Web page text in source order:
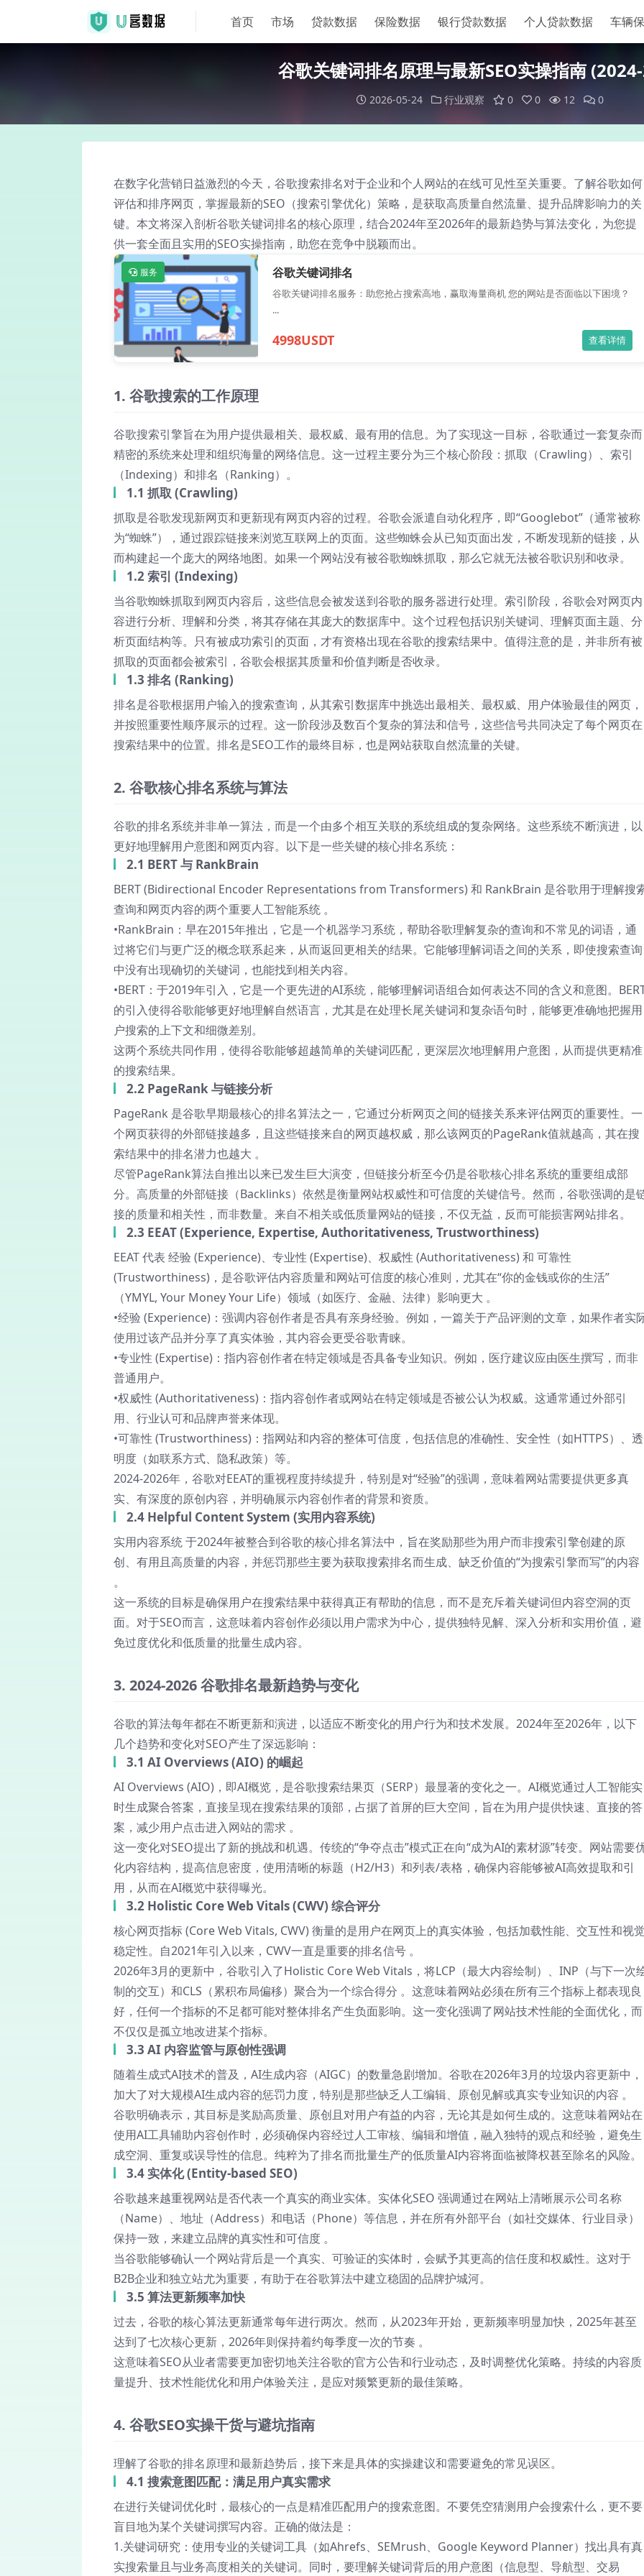
首页 市场 贷款数据 保险数据 银行贷款数据 个人贷款数据 车辆
谷歌关键词排名原理与最新SEO实操指南
2026-05-24 行业观察 0 0 12 0
在数字化营销日益激烈的今天，谷歌搜索排名对于企业和个人网站的在线可见性至关重要。了解谷歌如何
评估和排序网页，掌握最新的SEO（搜索引擎优化）策略，是获取高质量自然流量、提升品牌影响力的关
键。本文将深入剖析谷歌关键词排名的核心原理，结合2024年至2026年的最新趋势与算法变化，为您提
供一套全面且实用的SEO实操指南，助您在竞争中脱颖而出。
服务 谷歌关键词排名
谷歌关键词排名服务：助您抢占搜索高地，赢取海量商机 您的网站是否面临以下困境？
...
4998USDT 查看详情
1. 谷歌搜索的工作原理
谷歌搜索引擎旨在为用户提供最相关、最权威、最有用的信息。为了实现这一目标，谷歌通过一套复杂而
精密的系统来处理和组织海量的网络信息。这一过程主要分为三个核心阶段：抓取（Crawling）、索引
（Indexing）和排名（Ranking） 。
1.1 抓取 (Crawling)
抓取是谷歌发现新网页和更新现有网页内容的过程。谷歌会派遣自动化程序，即“Googlebot”（通常被称
为“蜘蛛”），通过跟踪链接来浏览互联网上的页面。这些蜘蛛会从已知页面出发，不断发现新的链接，从
而构建起一个庞大的网络地图。如果一个网站没有被谷歌蜘蛛抓取，那么它就无法被谷歌识别和收录。
1.2 索引 (Indexing)
当谷歌蜘蛛抓取到网页内容后，这些信息会被发送到谷歌的服务器进行处理。索引阶段，谷歌会对网页内
容进行分析、理解和分类，将其存储在其庞大的数据库中。这个过程包括识别关键词、理解页面主题、分
析页面结构等。只有被成功索引的页面，才有资格出现在谷歌的搜索结果中。值得注意的是，并非所有被
抓取的页面都会被索引，谷歌会根据其质量和价值判断是否收录。
1.3 排名 (Ranking)
排名是谷歌根据用户输入的搜索查询，从其索引数据库中挑选出最相关、最权威、用户体验最佳的网页，
并按照重要性顺序展示的过程。这一阶段涉及数百个复杂的算法和信号，这些信号共同决定了每个网页在
搜索结果中的位置。排名是SEO工作的最终目标，也是网站获取自然流量的关键。
2. 谷歌核心排名系统与算法
谷歌的排名系统并非单一算法，而是一个由多个相互关联的系统组成的复杂网络。这些系统不断演进，以
更好地理解用户意图和网页内容。以下是一些关键的核心排名系统：
2.1 BERT 与 RankBrain
BERT (Bidirectional Encoder Representations from Transformers) 和 RankBrain 是谷歌用于理解搜
查询和网页内容的两个重要人工智能系统 。
•RankBrain ：早在2015年推出，它是一个机器学习系统，帮助谷歌理解复杂的查询和不常见的词语，通
过将它们与更广泛的概念联系起来，从而返回更相关的结果。它能够理解词语之间的关系，即使搜索查询
中没有出现确切的关键词，也能找到相关内容。
•BERT ：于2019年引入，它是一个更先进的AI系统，能够理解词语组合如何表达不同的含义和意图。
的引入使得谷歌能够更好地理解自然语言，尤其是在处理长尾关键词和复杂语句时，能够更准确地把握用
户搜索的上下文和细微差别。
这两个系统共同作用，使得谷歌能够超越简单的关键词匹配，更深层次地理解用户意图，从而提供更精准
的搜索结果。
2.2 PageRank 与链接分析
PageRank 是谷歌早期最核心的排名算法之一，它通过分析网页之间的链接关系来评估网页的重要性。一
个网页获得的外部链接越多，且这些链接来自的网页越权威，那么该网页的PageRank值就越高，其在搜
索结果中的排名潜力也越大 。
尽管PageRank算法自推出以来已发生巨大演变，但链接分析至今仍是谷歌核心排名系统的重要组成部
分。高质量的外部链接（Backlinks）依然是衡量网站权威性和可信度的关键信号。然而，谷歌强调的是
接的质量和相关性，而非数量。来自不相关或低质量网站的链接，不仅无益，反而可能损害网站排名。
2.3 EEAT (Experience, Expertise, Authoritativeness, Trustworthiness)
EEAT代表 经验 (Experience)、专业性 (Expertise)、权威性 (Authoritativeness) 和 可靠性
(Trustworthiness) ，是谷歌评估内容质量和网站可信度的核心准则，尤其在“你的金钱或你的生活”
（YMYL, Your Money Your Life）领域（如医疗、金融、法律）影响更大 。
•经验 (Experience) ：强调内容创作者是否具有亲身经验。例如，一篇关于产品评测的文章，如果作者实
使用过该产品并分享了真实体验，其内容会更受谷歌青睐。
•专业性 (Expertise) ：指内容创作者在特定领域是否具备专业知识。例如，医疗建议应由医生撰写，而非
普通用户。
•权威性 (Authoritativeness) ：指内容创作者或网站在特定领域是否被公认为权威。这通常通过外部引
用、行业认可和品牌声誉来体现。
•可靠性 (Trustworthiness) ：指网站和内容的整体可信度，包括信息的准确性、安全性（如HTTPS）、透
明度（如联系方式、隐私政策）等。
2024-2026年，谷歌对EEAT的重视程度持续提升，特别是对“经验”的强调，意味着网站需要提供更多真
实、有深度的原创内容，并明确展示内容创作者的背景和资质。
2.4 Helpful Content System (实用内容系统)
实用内容系统于2024年被整合到谷歌的核心排名算法中，旨在奖励那些为用户而非搜索引擎创建的原
创、有用且高质量的内容，并惩罚那些主要为获取搜索排名而生成、缺乏价值的“为搜索引擎而写”的内容
。
这一系统的目标是确保用户在搜索结果中获得真正有帮助的信息，而不是充斥着关键词但内容空洞的页
面。对于SEO而言，这意味着内容创作必须以用户需求为中心，提供独特见解、深入分析和实用价值，避
免过度优化和低质量的批量生成内容。
3. 2024-2026 谷歌排名最新趋势与变化
谷歌的算法每年都在不断更新和演进，以适应不断变化的用户行为和技术发展。2024年至2026年，以下
几个趋势和变化对SEO产生了深远影响：
3.1 AI Overviews (AIO) 的崛起
AI Overviews (AIO) ，即AI概览，是谷歌搜索结果页（SERP）最显著的变化之一。AI概览通过人工智能实
时生成聚合答案，直接呈现在搜索结果的顶部，占据了首屏的巨大空间，旨在为用户提供快速、直接的答
案，减少用户点击进入网站的需求 。
这一变化对SEO提出了新的挑战和机遇。传统的“争夺点击”模式正在向“成为AI的素材源”转变。网站需要
化内容结构，提高信息密度，使用清晰的标题（H2/H3）和列表/表格，确保内容能够被AI高效提取和引
用，从而在AI概览中获得曝光。
3.2 Holistic Core Web Vitals (CWV) 综合评分
核心网页指标 (Core Web Vitals, CWV) 衡量的是用户在网页上的真实体验，包括加载性能、交互性和视
稳定性。自2021年引入以来，CWV一直是重要的排名信号 。
2026年3月的更新中，谷歌引入了Holistic Core Web Vitals ，将LCP（最大内容绘制）、INP（与下一次
制的交互）和CLS（累积布局偏移）聚合为一个综合得分 。这意味着网站必须在所有三个指标上都表现良
好，任何一个指标的不足都可能对整体排名产生负面影响。这一变化强调了网站技术性能的全面优化，而
不仅仅是孤立地改进某个指标。
3.3 AI 内容监管与原创性强调
随着生成式AI技术的普及，AI生成内容（AIGC）的数量急剧增加。谷歌在2026年3月的垃圾内容更新中，
加大了对大规模AI生成内容的惩罚力度，特别是那些缺乏人工编辑、原创见解或真实专业知识的内容 。
谷歌明确表示，其目标是奖励高质量、原创且对用户有益的内容，无论其是如何生成的。这意味着网站在
使用AI工具辅助内容创作时，必须确保内容经过人工审核、编辑和增值，融入独特的观点和经验，避免生
成空洞、重复或误导性的信息。纯粹为了排名而批量生产的低质量AI内容将面临被降权甚至除名的风险。
3.4 实体化 (Entity-based SEO)
谷歌越来越重视网站是否代表一个真实的商业实体。 实体化SEO 强调通过在网站上清晰展示公司名称
（Name）、地址（Address）和电话（Phone）等信息，并在所有外部平台（如社交媒体、行业目录）
保持一致，来建立品牌的真实性和可信度 。
当谷歌能够确认一个网站背后是一个真实、可验证的实体时，会赋予其更高的信任度和权威性。这对于
B2B企业和独立站尤为重要，有助于在谷歌算法中建立稳固的品牌护城河。
3.5 算法更新频率加快
过去，谷歌的核心算法更新通常每年进行两次。然而，从2023年开始，更新频率明显加快，2025年甚至
达到了七次核心更新，2026年则保持着约每季度一次的节奏 。
这意味着SEO从业者需要更加密切地关注谷歌的官方公告和行业动态，及时调整优化策略。持续的内容质
量提升、技术性能优化和用户体验关注，是应对频繁更新的最佳策略。
4. 谷歌SEO实操干货与避坑指南
理解了谷歌的排名原理和最新趋势后，接下来是具体的实操建议和需要避免的常见误区。
4.1 搜索意图匹配：满足用户真实需求
在进行关键词优化时，最核心的一点是精准匹配用户的搜索意图。不要凭空猜测用户会搜索什么，更不要
盲目地为某个关键词撰写内容。正确的做法是：
1.关键词研究 ：使用专业的关键词工具（如Ahrefs、SEMrush、Google Keyword Planner）找出具有真
实搜索量且与业务高度相关的关键词。同时，要理解关键词背后的用户意图（信息型、导航型、交易